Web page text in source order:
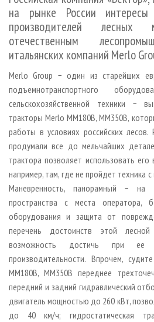
СУШКА ДРЕВЕСИНЫ
ПРОИЗВОДСТВО ДРЕВЕСНЫХ
ДЕРЕВЯННОЕ ДОМОСТРОЕНИЕ
БИОЭНЕРГЕТИКА
ЦБП
ИНСТРУМЕНТ И МАТЕРИАЛЫ
ПЕРСОНЫ
МОБИЛЬНЫЕ ВЫСТАВКИ
ОФИЦИАЛЬНЫЕ ДЕЛЕГАЦИИ
RUSSIAN FORESTRY REVIEW
ГАЗЕТА ЛЕСПРОМФОРУМ
БИБЛИОТЕКА СПЕЦИАЛИСТА
КОНТАКТЫ
РЕКЛАМА
РЕКЛАМА НА САЙТЕ
на рынке России интересы
производителей лесных
отечественным
итальянских компаний Merlo
Merlo Group − один из старейших
подъемно­транспортного
сельскохозяйственной техники −
тракторы Merlo MM180В, MM350B,
работы в условиях российских
продумали все до мельчайших
трактора позволяет использовать
например, там, где не пройдет техника
Маневренность, панорамный −
пространства с места оператора,
оборудования и защита от
перечень достоинств этой
возможность достичь при ее
производительности. Впрочем,
MM180В, MM350B переднее
передний и задний гидравлический
двигатель мощностью до 260 кВт,
до 40 км/ч; гидростатическая